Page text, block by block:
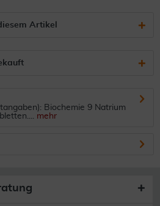
Artikel
Biochemie 9 Natrium
mehr